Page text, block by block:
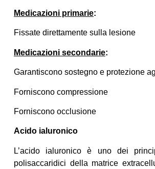
Medicazioni primarie:
Fissate direttamente sulla lesione
Medicazioni secondarie:
Garantiscono sostegno e protezione
Forniscono compressione
Forniscono occlusione
Acido ialuronico
L’acido ialuronico è uno dei
polisaccaridici della matrice